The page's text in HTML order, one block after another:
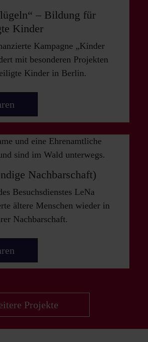
– Bildung für
Kinder
Kampagne „Kinder
mit besonderen Projekten
Kinder in Berlin.
Nachbarschaft)
Besuchsdienstes LeNa
ältere Menschen wieder in
Nachbarschaft.
Projekte